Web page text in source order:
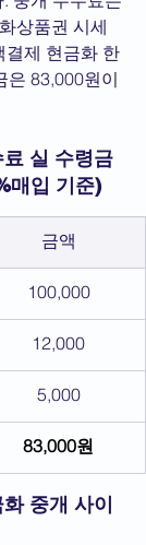
상품권 시세
결제 현금화 한
은 83,000원이
실 수령금
매입 기준)
금액
100,000
12,000
5,000
83,000원
중개 사이